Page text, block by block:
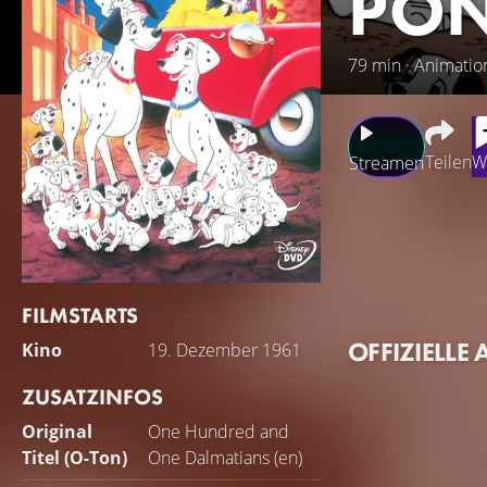
79 min ·
FILMSTARTS
Kino 19. Dezember 1961
ZUSATZINFOS
Original
Titel (O-Ton)
One Hundred and
One Dalmatians (en)
StreamenTeilen
Schlagzeilen,
es warten nicht
OFFIZIELLE